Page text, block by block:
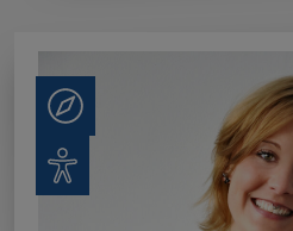
Barrierefreiheit